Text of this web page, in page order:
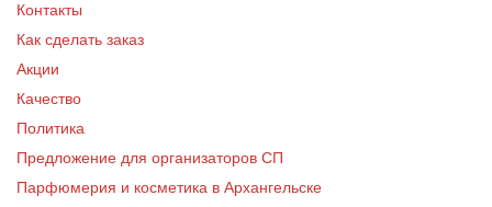
Контакты
Как сделать заказ
Акции
Качество
Политика
Предложение для организаторов СП
Парфюмерия и косметика в Архангельске